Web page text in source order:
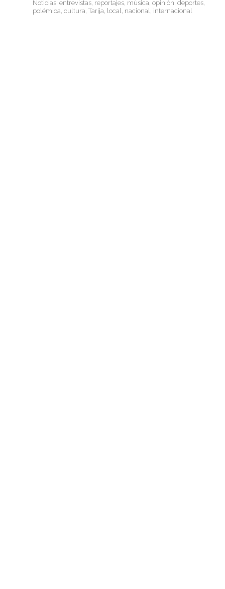
Noticias, entrevistas, reportajes, música, opinión, deportes,
polémica, cultura, Tarija, local, nacional, internacional